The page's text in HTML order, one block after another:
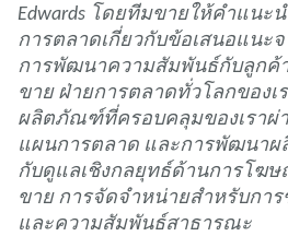
Edwards โดยทีมขายให้คําแนะ
การตลาดเกี่ยวกับข้อเสนอแนะ
การพัฒนาความสัมพันธ์กับลูกค้
ขาย ฝ่ายการตลาดทั่วโลกของเ
ผลิตภัณฑ์ที่ครอบคลุมของเราผ่
แผนการตลาด และการพัฒนา
กับดูแลเชิงกลยุทธ์ด้านการโฆษ
ขาย การจัดจําหน่ายสําหรับกา
และความสัมพันธ์สาธารณะ